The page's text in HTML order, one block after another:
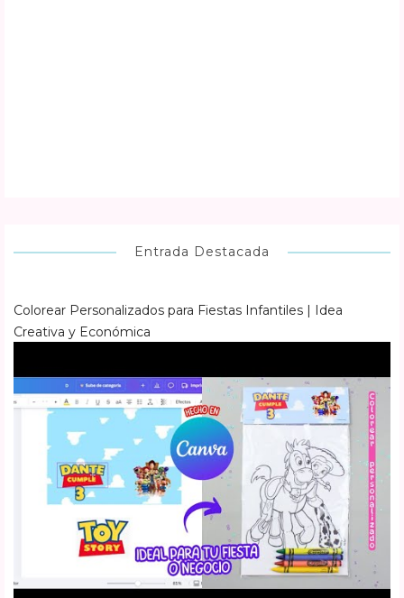
Entrada Destacada
Colorear Personalizados para Fiestas Infantiles | Idea
Creativa y Económica